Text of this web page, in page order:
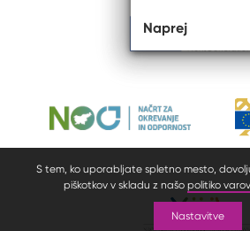
S tem, ko uporabljate spletno mesto,
piškotkov v skladu z našo politiko
Nastavitve
Naprej